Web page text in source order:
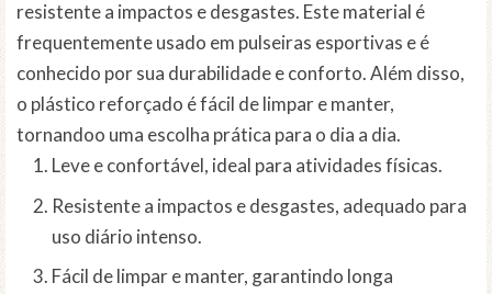
resistente a impactos e desgastes. Este material é
frequentemente usado em pulseiras esportivas e é
conhecido por sua durabilidade e conforto. Além disso,
o plástico reforçado é fácil de limpar e manter,
tornandoo uma escolha prática para o dia a dia.
Leve e confortável, ideal para atividades físicas.
Resistente a impactos e desgastes, adequado para
uso diário intenso.
Fácil de limpar e manter, garantindo longa